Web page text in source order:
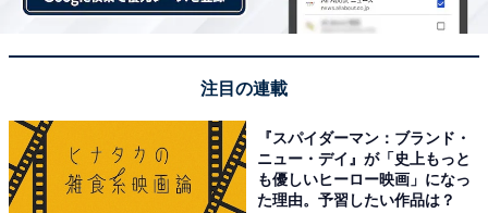
注目の連載
『スパイダーマン：ブランド・
ニュー・デイ』が「史上もっと
も優しいヒーロー映画」になっ
た理由。予習したい作品は？